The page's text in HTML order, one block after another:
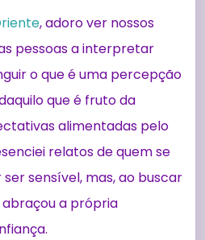
, adoro ver nossos
pessoas a interpretar
o que é uma percepção
que é fruto da
alimentadas pelo
relatos de quem se
sensível, mas, ao buscar
a própria